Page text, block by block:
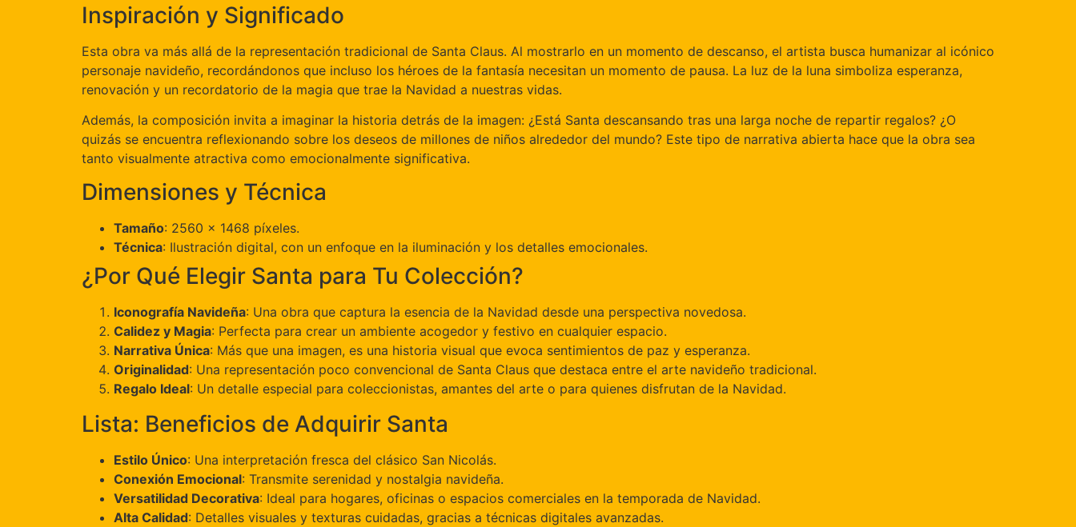
Inspiración y Significado
Esta obra va más allá de la representación tradicional de Santa Claus. Al mostrarlo en un momento de descanso, el artista busca humanizar al icónico
personaje navideño, recordándonos que incluso los héroes de la fantasía necesitan un momento de pausa. La luz de la luna simboliza esperanza,
renovación y un recordatorio de la magia que trae la Navidad a nuestras vidas.
Además, la composición invita a imaginar la historia detrás de la imagen: ¿Está Santa descansando tras una larga noche de repartir regalos? ¿O
quizás se encuentra reflexionando sobre los deseos de millones de niños alrededor del mundo? Este tipo de narrativa abierta hace que la obra sea
tanto visualmente atractiva como emocionalmente significativa.
Dimensiones y Técnica
Tamaño: 2560 x 1468 píxeles.
Técnica: Ilustración digital, con un enfoque en la iluminación y los detalles emocionales.
¿Por Qué Elegir Santa para Tu Colección?
Iconografía Navideña: Una obra que captura la esencia de la Navidad desde una perspectiva novedosa.
Calidez y Magia: Perfecta para crear un ambiente acogedor y festivo en cualquier espacio.
Narrativa Única: Más que una imagen, es una historia visual que evoca sentimientos de paz y esperanza.
Originalidad: Una representación poco convencional de Santa Claus que destaca entre el arte navideño tradicional.
Regalo Ideal: Un detalle especial para coleccionistas, amantes del arte o para quienes disfrutan de la Navidad.
Lista: Beneficios de Adquirir Santa
Estilo Único: Una interpretación fresca del clásico San Nicolás.
Conexión Emocional: Transmite serenidad y nostalgia navideña.
Versatilidad Decorativa: Ideal para hogares, oficinas o espacios comerciales en la temporada de Navidad.
Alta Calidad: Detalles visuales y texturas cuidadas, gracias a técnicas digitales avanzadas.